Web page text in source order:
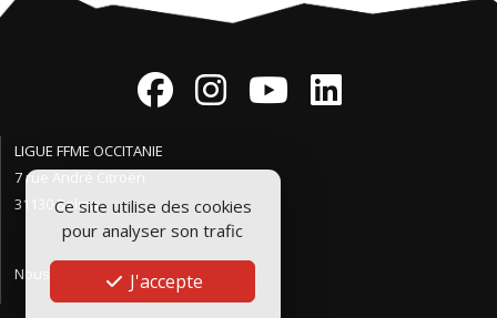
LIGUE FFME OCCITANIE
7 rue André Citroën
31130 Balma
Nous contacter
Ce site utilise des cookies
pour analyser son trafic
J'accepte